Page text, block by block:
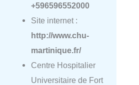
+596596552000
Site internet :
http://www.chu-
martinique.fr/
Centre Hospitalier
Universitaire de Fort